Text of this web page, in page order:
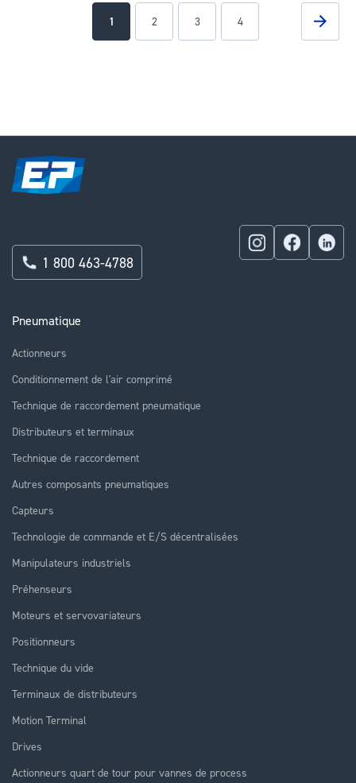
You're
1 Page
2 Page
3 Page
4 Page
Pneumatique
Actionneurs
Conditionnement de l'air comprimé
Technique de raccordement pneumatique
Distributeurs et terminaux
Technique de raccordement
Autres composants pneumatiques
Capteurs
Technologie de commande et E/S décentralisées
Manipulateurs industriels
Préhenseurs
Moteurs et servovariateurs
Positionneurs
Technique du vide
Terminaux de distributeurs
Motion Terminal
Drives
Actionneurs quart de tour pour vannes de process
1 800 463-4788